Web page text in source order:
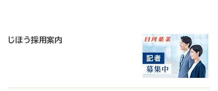
じほう採用案内